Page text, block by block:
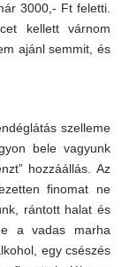
3000,- Ft feletti.
kellett várnom
ajánl semmit, és
szelleme
bele vagyunk
hozzáállás. Az
finomat ne
rántott halat és
a vadas marha
egy csészés